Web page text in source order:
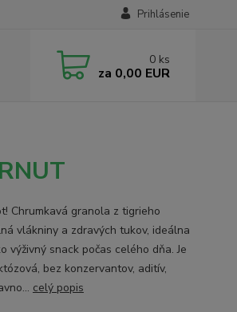
Prihlásenie
0 ks
za 0,00 EUR
Chrumkavá granola z tigrieho
vlákniny a zdravých tukov, ideálna
výživný snack počas celého dňa. Je
bez konzervantov, aditív,
celý popis